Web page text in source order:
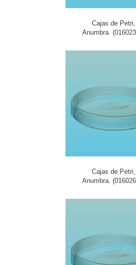
Cajas de Petri,
Anumbra.
Cajas de Petri,
Anumbra.